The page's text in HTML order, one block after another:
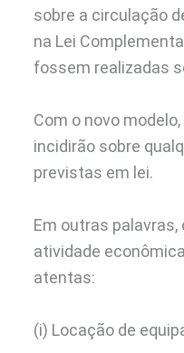
sobre a circulação
na Lei
fossem realizadas
Com o novo
incidirão sobre
previstas em lei.
Em outras palavras,
atividade
atentas:
(i) Locação de